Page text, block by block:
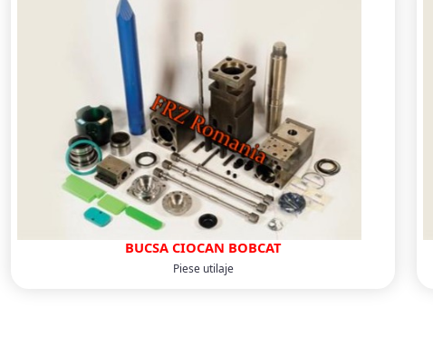
BUCSA CIOCAN BOBCAT
Piese utilaje